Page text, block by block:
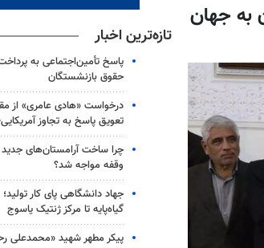
به جهان
تازه‌ترین اخبار
پاسخ تأمین‌اجتماعی به
حقوق بازنشستگان
درخواست «هادی عامری» از
تعویق پاسخ به تجاوز
چرا ساخت آرامستان‌های جدید
وقفه مواجه شد؟
جهاد دانشگاهی پای کار تولید؛
گیاه‌پایه تا مرکز ژنتیک یاسوج
پیکر مطهر شهید «محمدعلی